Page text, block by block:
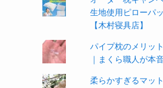
生地使用ピローパ
【木村寝具店】
パイプ枕のメリッ
｜まくら職人が本
柔らかすぎるマッ